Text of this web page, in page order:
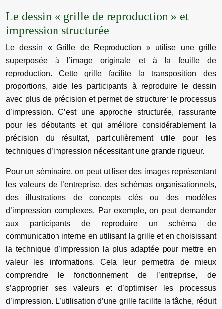
Le dessin « grille de reproduction » et
impression structurée
Le dessin « Grille de Reproduction » utilise une grille
superposée à l’image originale et à la feuille de
reproduction. Cette grille facilite la transposition des
proportions, aide les participants à reproduire le dessin
avec plus de précision et permet de structurer le processus
d’impression. C’est une approche structurée, rassurante
pour les débutants et qui améliore considérablement la
précision du résultat, particulièrement utile pour les
techniques d’impression nécessitant une grande rigueur.
Pour un séminaire, on peut utiliser des images représentant
les valeurs de l’entreprise, des schémas organisationnels,
des illustrations de concepts clés ou des modèles
d’impression complexes. Par exemple, on peut demander
aux participants de reproduire un schéma de
communication interne en utilisant la grille et en choisissant
la technique d’impression la plus adaptée pour mettre en
valeur les informations. Cela leur permettra de mieux
comprendre le fonctionnement de l’entreprise, de
s’approprier ses valeurs et d’optimiser les processus
d’impression. L’utilisation d’une grille facilite la tâche, réduit